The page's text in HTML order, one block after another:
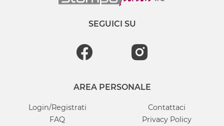
SEGUICI SU
AREA PERSONALE
Login/Registrati
Contattaci
FAQ
Privacy Policy